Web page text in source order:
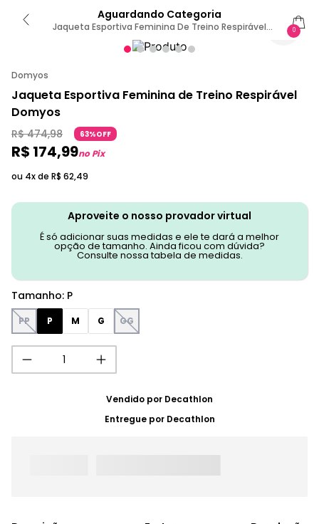
Aguardando Categoria
Jaqueta Esportiva Feminina De Treino Respirável
Domyos P / Preto
0
Domyos
Jaqueta Esportiva Feminina de Treino Respirável
Domyos
R$ 474,98 63%OFF
R$ 174,99no Pix
ou 4x de R$ 62,49
Aproveite o nosso provador virtual
É só adicionar suas medidas e ele te dará a melhor
opção de tamanho. Ainda ficou com dúvida?
Consulte nossa tabela de medidas.
Tamanho: P
PP P M G GG
Vendido por Decathlon
Entregue por Decathlon